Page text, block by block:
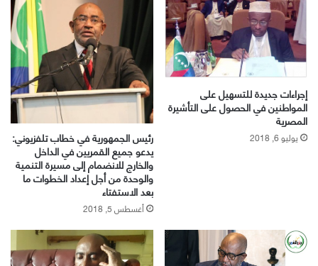
إجراءات جديدة للتسهيل على
المواطنين في الحصول على التأشيرة
المصرية
يوليو 6, 2018 رئيس الجمهورية في خطاب تلفزيوني:
يدعو جميع القمريين في الداخل
والخارج للانضمام إلى مسيرة التنمية
والوحدة من أجل إعداد الخطوات ما
بعد الاستفتاء
أغسطس 5, 2018